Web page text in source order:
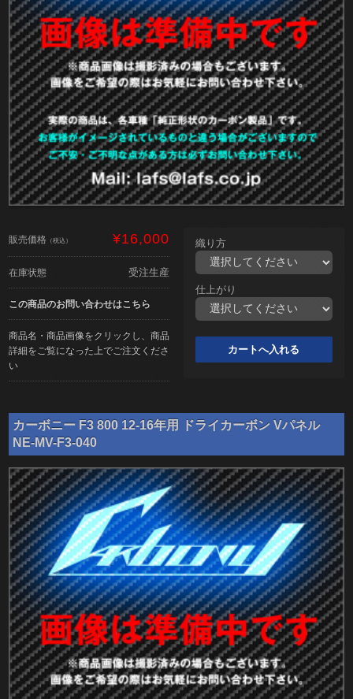
販売価格 （税込） ¥16,000
在庫状態 受注生産
この商品のお問い合わせはこちら
商品名・商品画像をクリックし、商品
詳細をご覧になった上でご注文くださ
い
織り方
仕上がり
カーボニー F3 800 12-16年用 ドライカーボン Vパネル
NE-MV-F3-040